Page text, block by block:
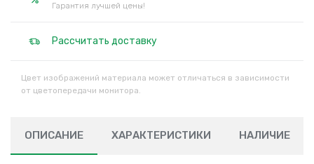
Гарантия лучшей цены!
Рассчитать доставку
Цвет изображений материала может отличаться в зависимости
от цветопередачи монитора.
ОПИСАНИЕ ХАРАКТЕРИСТИКИ НАЛИЧИЕ